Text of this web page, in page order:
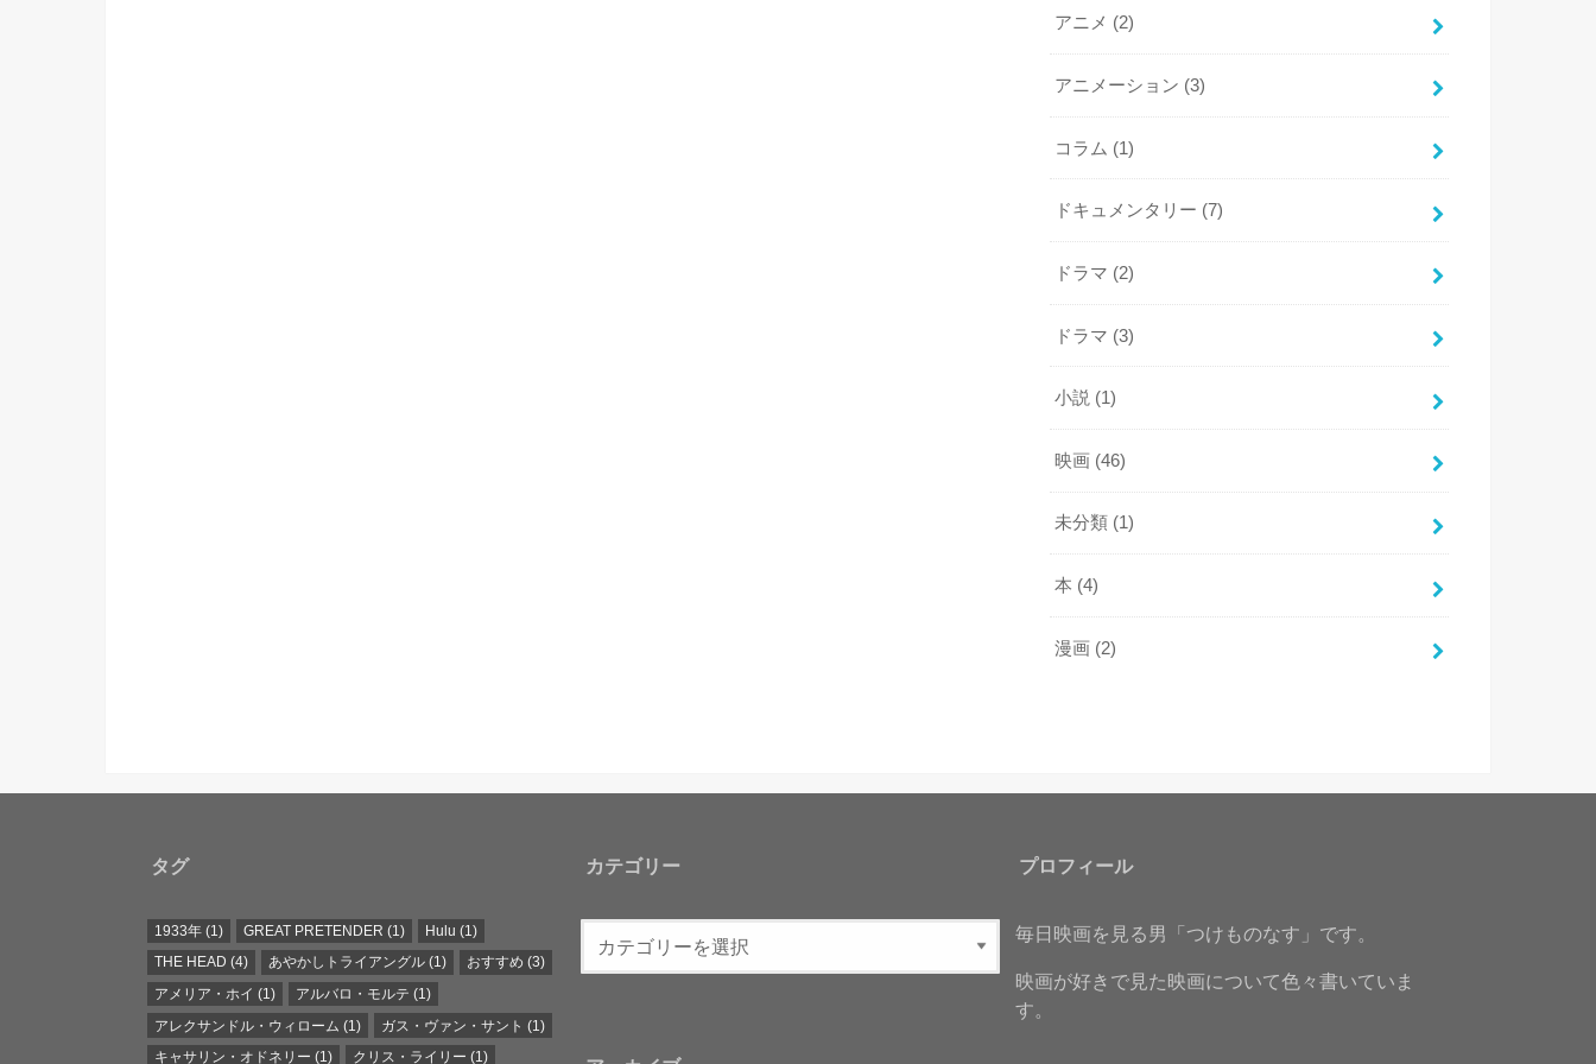
アニメ (2)
アニメーション (3)
コラム (1)
ドキュメンタリー (7)
ドラマ (2)
ドラマ (3)
小説 (1)
映画 (46)
未分類 (1)
本 (4)
漫画 (2)
タグ
1933年 (1) GREAT PRETENDER (1) Hulu (1)
THE HEAD (4) あやかしトライアングル (1) おすすめ (3)
アメリア・ホイ (1) アルバロ・モルテ (1)
アレクサンドル・ウィローム (1) ガス・ヴァン・サント (1)
キャサリン・オドネリー (1) クリス・ライリー (1)
カテゴリー プロフィール
毎日映画を見る男「つけものなす」です。
映画が好きで見た映画について色々書いていま
す。